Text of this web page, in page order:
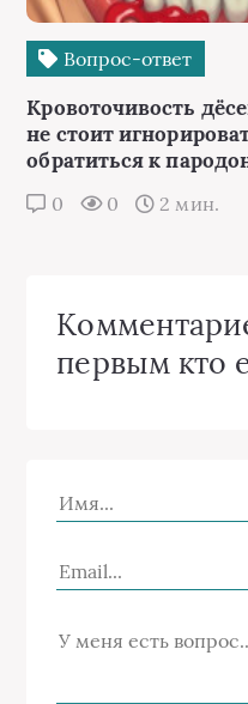
Вопрос-ответ
Кровоточивость
не стоит
обратиться к
0 0 2 мин.
первым кто